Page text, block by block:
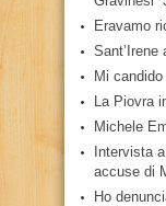
Eravamo
Sant’Irene
Mi
La Piovra
Michele
Intervista
accuse di
Ho